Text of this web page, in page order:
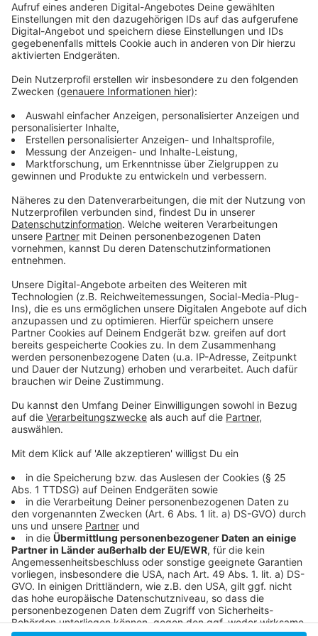
In der Tabelle ist die Fortuna zwischenzeitlich auf
Platz 12 geklettert mit acht Punkten Vorsprung auf
den Relegationsplatz. Am kommenden Oster-Samstag
(16. April) ist das Team in Hannover zu Gast.
Anzeige
Weitere Infos und Links zum Thema
Anzeige
Unser Fortuna-Bereich:
Hier geht es zur Tabelle:
So berichtet die Fortuna:
Anzeige
Anzeige